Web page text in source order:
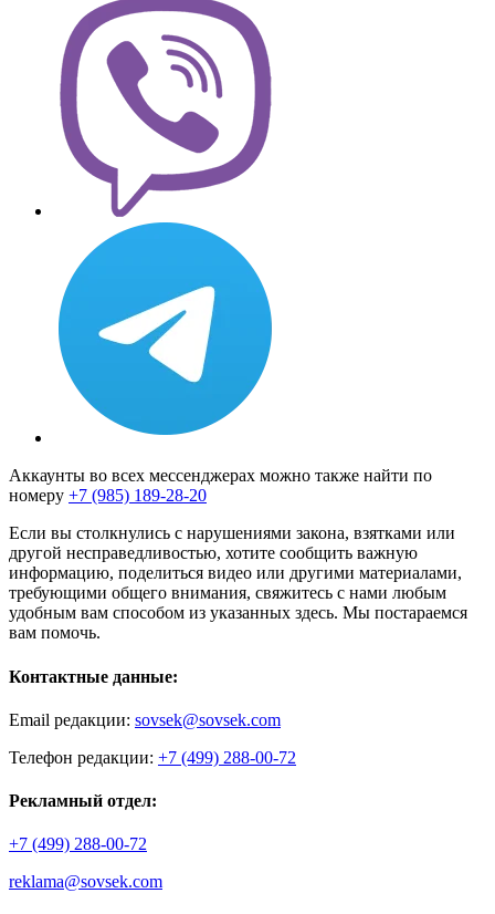
Аккаунты во всех мессенджерах можно также найти по
номеру +7 (985) 189-28-20
Если вы столкнулись с нарушениями закона, взятками или
другой несправедливостью, хотите сообщить важную
информацию, поделиться видео или другими материалами,
требующими общего внимания, свяжитесь с нами любым
удобным вам способом из указанных здесь. Мы постараемся
вам помочь.
Контактные данные:
Email редакции: sovsek@sovsek.com
Телефон редакции: +7 (499) 288-00-72
Рекламный отдел:
+7 (499) 288-00-72
reklama@sovsek.com